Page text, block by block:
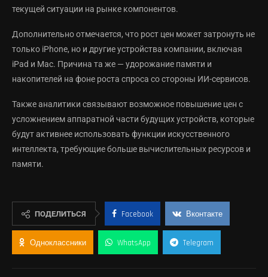
текущей ситуации на рынке компонентов.
Дополнительно отмечается, что рост цен может затронуть не
только iPhone, но и другие устройства компании, включая
iPad и Mac. Причина та же — удорожание памяти и
накопителей на фоне роста спроса со стороны ИИ-сервисов.
Также аналитики связывают возможное повышение цен с
усложнением аппаратной части будущих устройств, которые
будут активнее использовать функции искусственного
интеллекта, требующие больше вычислительных ресурсов и
памяти.
ПОДЕЛИТЬСЯ Facebook Вконтакте
Одноклассники WhatsApp Telegram